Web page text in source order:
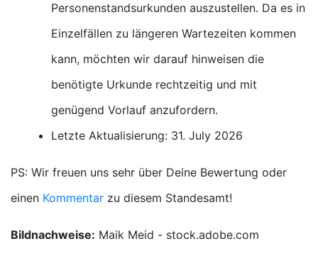
Personenstandsurkunden auszustellen. Da es in
Einzelfällen zu längeren Wartezeiten kommen
kann, möchten wir darauf hinweisen die
benötigte Urkunde rechtzeitig und mit
genügend Vorlauf anzufordern.
Letzte Aktualisierung: 31. July 2026
PS: Wir freuen uns sehr über Deine Bewertung oder
einen Kommentar zu diesem Standesamt!
Bildnachweise: Maik Meid - stock.adobe.com